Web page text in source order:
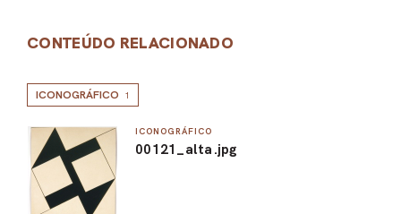
CONTEÚDO RELACIONADO
ICONOGRÁFICO 1
ICONOGRÁFICO
00121_alta.jpg